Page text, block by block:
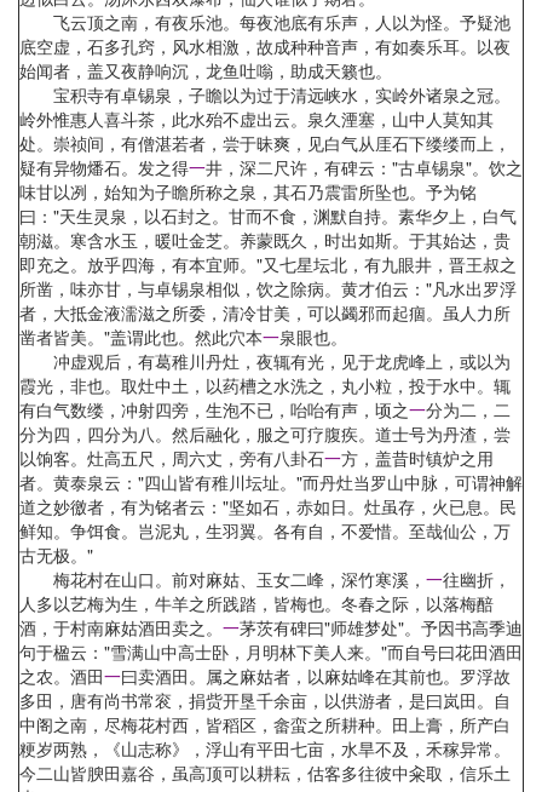
飞云顶之南，有夜乐池。每夜池底有乐声，人以为怪。予疑池
底空虚，石多孔窍，风水相激，故成种种音声，有如奏乐耳。以夜
始闻者，盖又夜静响沉，龙鱼吐嗡，助成天籁也。
宝积寺有卓锡泉，子瞻以为过于清远峡水，实岭外诸泉之冠。
岭外惟惠人喜斗茶，此水殆不虚出云。泉久湮塞，山中人莫知其
处。崇祯间，有僧湛若者，尝于昧爽，见白气从厓石下缕缕而上，
疑有异物燔石。发之得一井，深二尺许，有碑云："古卓锡泉"。饮之
味甘以冽，始知为子瞻所称之泉，其石乃震雷所坠也。予为铭
曰："天生灵泉，以石封之。甘而不食，渊默自持。素华夕上，白气
朝滋。寒含水玉，暖吐金芝。养蒙既久，时出如斯。于其始达，贵
即充之。放乎四海，有本宜师。"又七星坛北，有九眼井，晋王叔之
所凿，味亦甘，与卓锡泉相似，饮之除病。黄才伯云："凡水出罗浮
者，大抵金液濡滋之所委，清冷甘美，可以蠲邪而起痼。虽人力所
凿者皆美。"盖谓此也。然此穴本一泉眼也。
冲虚观后，有葛稚川丹灶，夜辄有光，见于龙虎峰上，或以为
霞光，非也。取灶中土，以药槽之水洗之，丸小粒，投于水中。辄
有白气数缕，冲射四旁，生泡不已，咍咍有声，顷之一分为二，二
分为四，四分为八。然后融化，服之可疗腹疾。道士号为丹渣，尝
以饷客。灶高五尺，周六丈，旁有八卦石一方，盖昔时镇炉之用
者。黄泰泉云："四山皆有稚川坛址。"而丹灶当罗山中脉，可谓神解
道之妙徼者，有为铭者云："坚如石，赤如日。灶虽存，火已息。民
鲜知。争饵食。岂泥丸，生羽翼。各有自，不爱惜。至哉仙公，万
古无极。"
梅花村在山口。前对麻姑、玉女二峰，深竹寒溪， 一往幽折，
人多以艺梅为生，牛羊之所践踏，皆梅也。冬春之际，以落梅醅
酒，于村南麻姑酒田卖之。 一茅茨有碑曰"师雄梦处"。予因书高季迪
句于楹云："雪满山中高士卧，月明林下美人来。"而自号曰花田酒田
之农。酒田一曰卖酒田。属之麻姑者，以麻姑峰在其前也。罗浮故
多田，唐有尚书常衮，捐赀开垦千余亩，以供游者，是曰岚田。自
中阁之南，尽梅花村西，皆稻区，畲蛮之所耕种。田上膏，所产白
粳岁两熟，《山志称》，浮山有平田七亩，水旱不及，禾稼异常。
今二山皆腴田嘉谷，虽高顶可以耕耘，估客多往彼中籴取，信乐土